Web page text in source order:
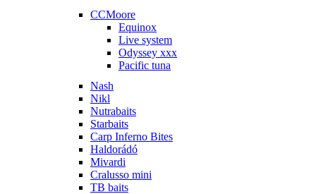
CCMoore
Equinox
Live system
Odyssey xxx
Pacific tuna
Nash
Nikl
Nutrabaits
Starbaits
Carp Inferno Bites
Haldorádó
Mivardi
Cralusso mini
TB baits